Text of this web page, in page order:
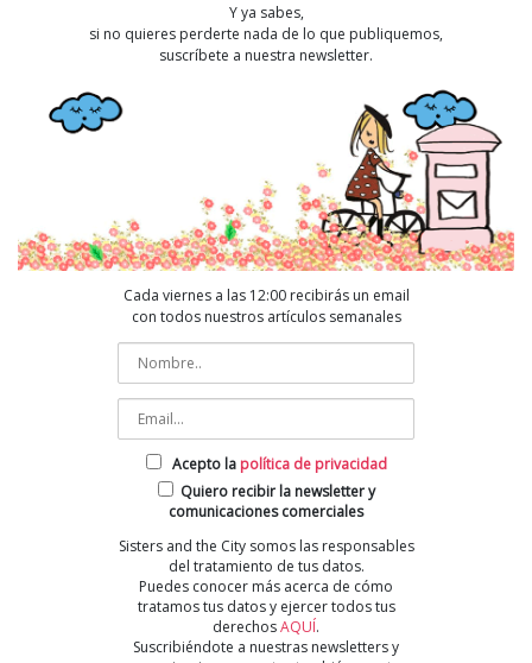
Y ya sabes,
si no quieres perderte nada de lo que publiquemos,
suscríbete a nuestra newsletter.
Cada viernes a las 12:00 recibirás un email
con todos nuestros artículos semanales
Acepto la política de privacidad
Quiero recibir la newsletter y
comunicaciones comerciales
Sisters and the City somos las responsables
del tratamiento de tus datos.
Puedes conocer más acerca de cómo
tratamos tus datos y ejercer todos tus
derechosAQUÍ.
Suscribiéndote a nuestras newsletters y